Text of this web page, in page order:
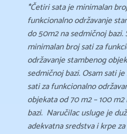
*Četiri sata je minimalan
funkcionalno održavanje
do 50m2 na sedmičnoj bazi.
minimalan broj sati za
održavanje stambenog
sedmičnoj bazi. Osam sati
sati za funkcionalno
objekata od 70 m2 – 100
bazi. Naručilac usluge je
adekvatna sredstva i krpe